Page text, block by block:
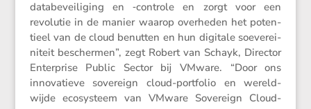
databe­vei­li­ging en ‑controle en zorgt voor een
revolutie in de manier waarop overheden het poten­
tieel van de cloud benutten en hun digitale soeve­rei­
ni­teit beschermen”, zegt Robert van Schayk, Director
Enter­prise Public Sector bij VMware. “Door ons
innova­tieve sovereign cloud-portfolio en wereld­
wijde ecosys­teem van VMware Sovereign Cloud-